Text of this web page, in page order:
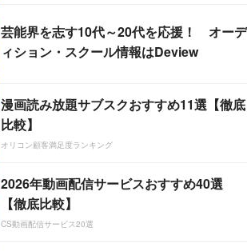
芸能界を志す10代～20代を応援！ オーデ
ィション・スクール情報はDeview
漫画読み放題サブスクおすすめ11選【徹底
比較】
オリコン顧客満足度ランキング
2026年動画配信サービスおすすめ40選
【徹底比較】
CS動画配信サービス20選